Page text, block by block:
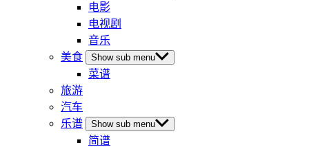
电影
电视剧
音乐
美食
Show sub menu
菜谱
旅游
汽车
乐谱
Show sub menu
简谱